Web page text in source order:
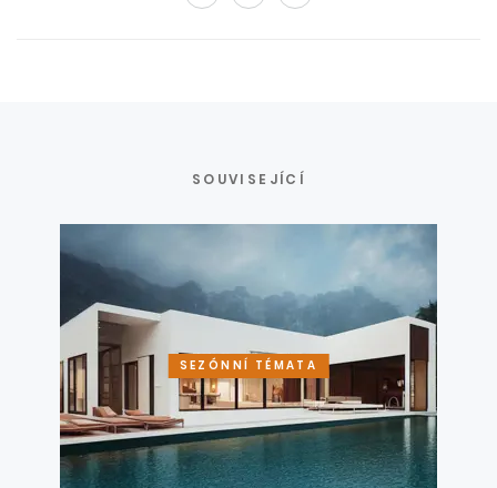
SOUVISEJÍCÍ
SEZÓNNÍ TÉMATA